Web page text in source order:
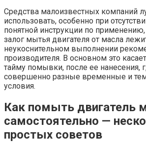
Средства малоизвестных компаний
использовать, особенно при
понятной инструкции по
залог мытья двигателя от масла
неукоснительном выполнении
производителя. В основном это
тайму помывки, после ее нанесения,
совершенно разные временные и
условия.
Как помыть двигатель
самостоятельно —
простых советов